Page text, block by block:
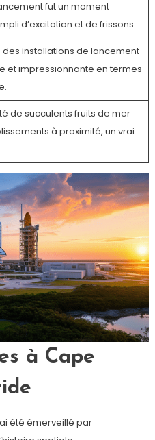
fut un moment
d’excitation et de frissons.
des installations de lancement
et impressionnante en termes
de succulents fruits de mer
à proximité, un vrai
à Cape
été émerveillé par